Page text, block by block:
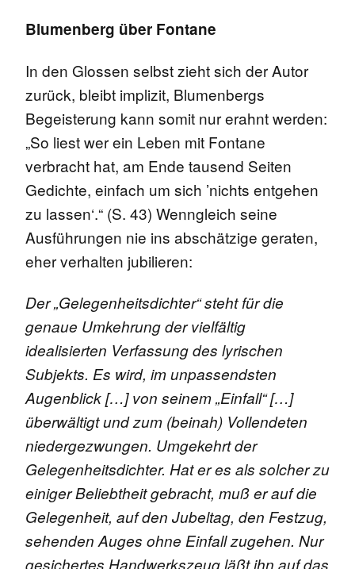
Blumenberg über Fontane
In den Glossen selbst zieht sich der Autor
zurück, bleibt implizit, Blumenbergs
Begeisterung kann somit nur erahnt werden:
„So liest wer ein Leben mit Fontane
verbracht hat, am Ende tausend Seiten
Gedichte, einfach um sich ’nichts entgehen
zu lassen‘.“ (S. 43) Wenngleich seine
Ausführungen nie ins abschätzige geraten,
eher verhalten jubilieren:
Der „Gelegenheitsdichter“ steht für die
genaue Umkehrung der vielfältig
idealisierten Verfassung des lyrischen
Subjekts. Es wird, im unpassendsten
Augenblick […] von seinem „Einfall“ […]
überwältigt und zum (beinah) Vollendeten
niedergezwungen. Umgekehrt der
Gelegenheitsdichter. Hat er es als solcher zu
einiger Beliebtheit gebracht, muß er auf die
Gelegenheit, auf den Jubeltag, den Festzug,
sehenden Auges ohne Einfall zugehen. Nur
gesichertes Handwerkszeug läßt ihn auf das